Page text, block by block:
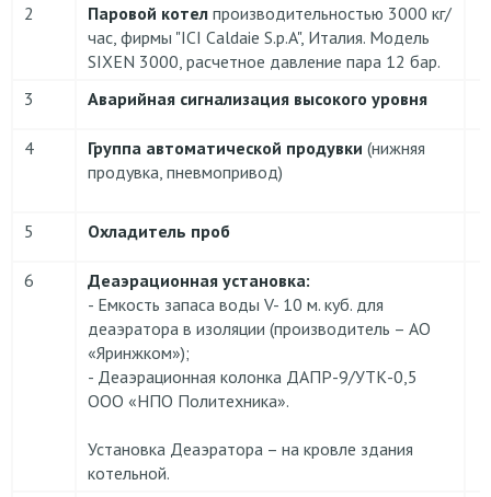
2
Паровой котел производительностью 3000 кг/
час, фирмы "ICI Caldaie S.p.A", Италия. Модель
SIXEN 3000, расчетное давление пара 12 бар.
3
Аварийная сигнализация высокого уровня
4 Группа автоматической продувки (нижняя
продувка, пневмопривод)
5 Охладитель проб
6
Деаэрационная установка:
- Емкость запаса воды V- 10 м. куб. для
деаэратора в изоляции (производитель – АО
«Яринжком»);
- Деаэрационная колонка ДАПР-9/УТК-0,5
ООО «НПО Политехника».
Установка Деаэратора – на кровле здания
котельной.